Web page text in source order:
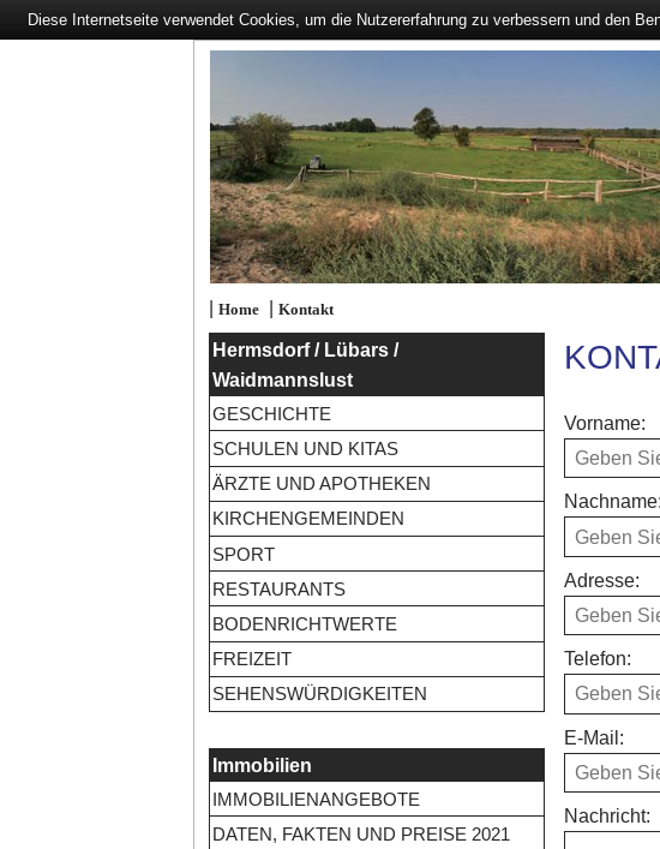
| Home| Kontakt
Hermsdorf / Lübars /
Waidmannslust
GESCHICHTE
SCHULEN UND KITAS
ÄRZTE UND APOTHEKEN
KIRCHENGEMEINDEN
SPORT
RESTAURANTS
BODENRICHTWERTE
FREIZEIT
SEHENSWÜRDIGKEITEN
Immobilien
IMMOBILIENANGEBOTE
DATEN, FAKTEN UND PREISE 2021
Vorname:
Nachname:
Adresse:
Telefon:
E-Mail:
Nachricht:
Diese Internetseite verwendet Cookies, um die Nutzererfahrung zu verbessern und den